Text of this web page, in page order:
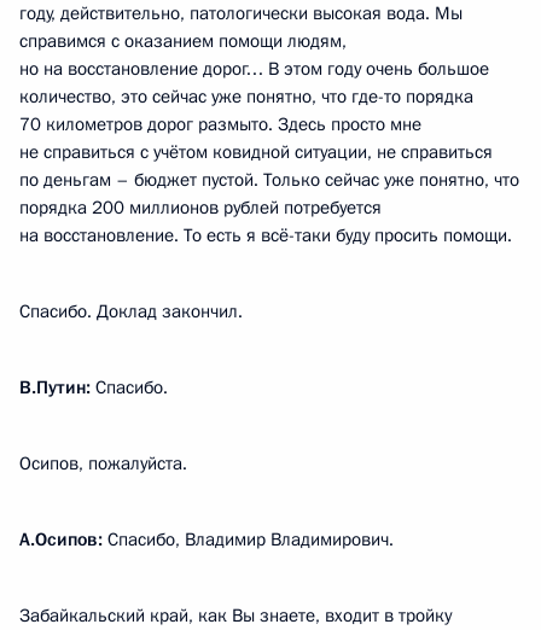
году, действительно, патологически высокая вода. Мы
справимся с оказанием помощи людям,
но на восстановление дорог… В этом году очень большое
количество, это сейчас уже понятно, что где-то порядка
70 километров дорог размыто. Здесь просто мне
не справиться с учётом ковидной ситуации, не справиться
по деньгам – бюджет пустой. Только сейчас уже понятно, что
порядка 200 миллионов рублей потребуется
на восстановление. То есть я всё-таки буду просить помощи.
Спасибо. Доклад закончил.
В.Путин: Спасибо.
Осипов, пожалуйста.
А.Осипов: Спасибо, Владимир Владимирович.
Забайкальский край, как Вы знаете, входит в тройку